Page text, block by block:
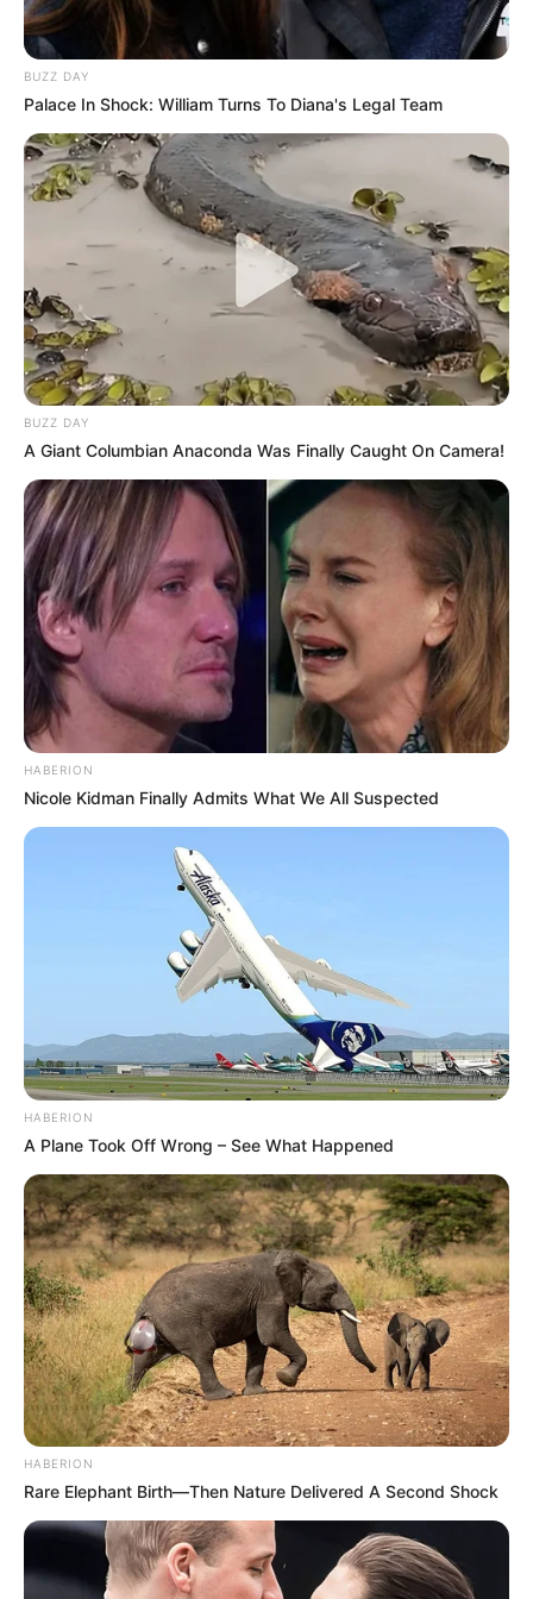
Previne Brasil, programa de financiamento da
Foto/Reprodução
atenção primária é avaliado e tem impacto no financiamento
federal. Nesse contexto, o Ministério da Saúde divulgou o resultado
do segundo quadrimestre de 2022.
Veja a matéria completa, aqui!
Conteúdo relacionado:
Confira o Manual do Estudante preparado pela UFRGS .
+PEC dos 3 salários mínimos como remuneração para os ACS e
+Curso Técnico: Agentes de saúde começam a receber os KITs do
+Incentivo Financeiro: Como proceder para receber a Gratificação
14º: Modelo Padrão do Requerimento do Incentivo e vídeo de
Dengue deixa de ser doença sazonal e afeta saúde pública o ano
Fotógrafo usa IA para mostrar como estariam famosos que
morreram jovens.
+URGENTE: Vídeo mostra tentativa de retirar serpente do ouvido
de mulher.
Brasil |CONACS|Associação
FNARAS|Solidariedade | Economia|Governo|Política | Fé
Ministério da Saúde|Agentes de
Saúde|Tecnologia |Saúde |Dinheiro
SHARE THIS Share it Tweet
BUZZ DAY
Palace In Shock: William Turns To Diana's Legal Team
BUZZ DAY
A Giant Columbian Anaconda Was Finally Caught On Camera!
HABERION
Nicole Kidman Finally Admits What We All Suspected
HABERION
A Plane Took Off Wrong – See What Happened
HABERION
Rare Elephant Birth—Then Nature Delivered A Second Shock